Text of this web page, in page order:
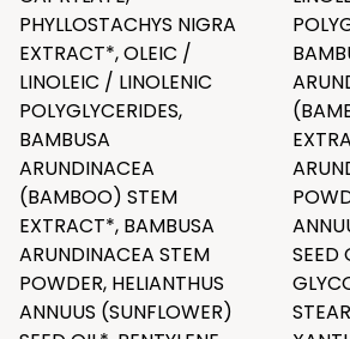
PHYLLOSTACHYS NIGRA
EXTRACT*, OLEIC /
LINOLEIC / LINOLENIC
POLYGLYCERIDES,
BAMBUSA
ARUNDINACEA
(BAMBOO) STEM
EXTRACT*, BAMBUSA
ARUNDINACEA STEM
POWDER, HELIANTHUS
ANNUUS (SUNFLOWER)
SEED